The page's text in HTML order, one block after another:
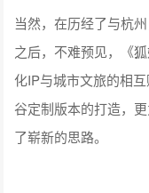
化IP与城市文旅的相
谷定制版本的打造，
了崭新的思路。